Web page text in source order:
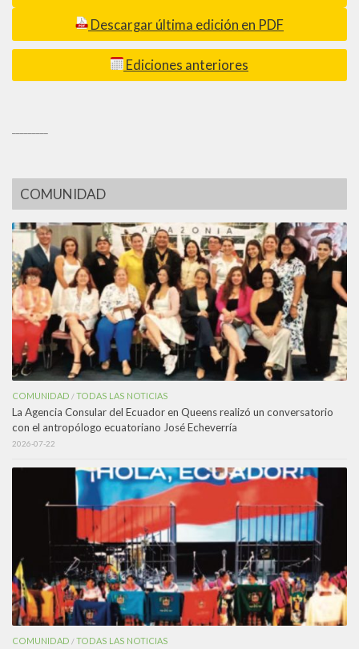
Descargar última edición en PDF
Ediciones anteriores
COMUNIDAD
COMUNIDAD /TODAS LAS NOTICIAS
La Agencia Consular del Ecuador en Queens realizó un conversatorio
con el antropólogo ecuatoriano José Echeverría
2026-07-22
COMUNIDAD /TODAS LAS NOTICIAS